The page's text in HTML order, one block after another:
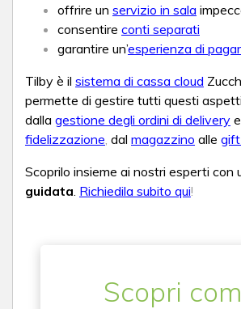
offrire un servizio in sala
consentire conti separati
garantire un’esperienza di
Tilby è il sistema di cassa cloud
permette di gestire tutti questi
dalla gestione degli ordini di delivery
fidelizzazione dal magazzino alle
Scoprilo insieme ai nostri esperti con
guidata Richiedila subito qui!
Scopri